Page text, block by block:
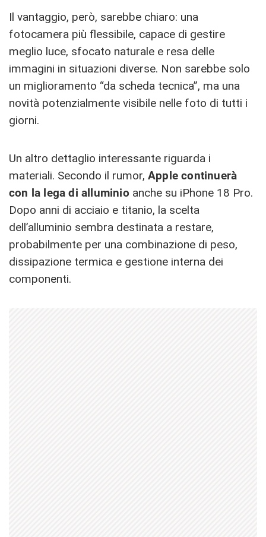
Il vantaggio, però, sarebbe chiaro: una
fotocamera più flessibile, capace di gestire
meglio luce, sfocato naturale e resa delle
immagini in situazioni diverse. Non sarebbe solo
un miglioramento “da scheda tecnica”, ma una
novità potenzialmente visibile nelle foto di tutti i
giorni.
Un altro dettaglio interessante riguarda i
materiali. Secondo il rumor, Apple continuerà
con la lega di alluminio anche su iPhone 18 Pro.
Dopo anni di acciaio e titanio, la scelta
dell’alluminio sembra destinata a restare,
probabilmente per una combinazione di peso,
dissipazione termica e gestione interna dei
componenti.